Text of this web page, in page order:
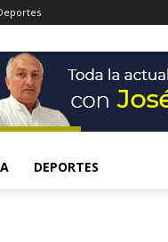
DEPORTES